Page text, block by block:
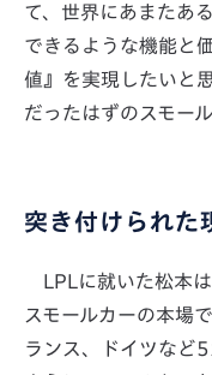
て、世界にあまたあ
できるような機能と
値』を実現したいと
だったはずのスモー
突き付けられた
LPLに就いた松本は
スモールカーの本場
ランス、ドイツなど